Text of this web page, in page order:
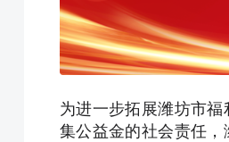
为进一步拓展潍坊市
集公益金的社会责任